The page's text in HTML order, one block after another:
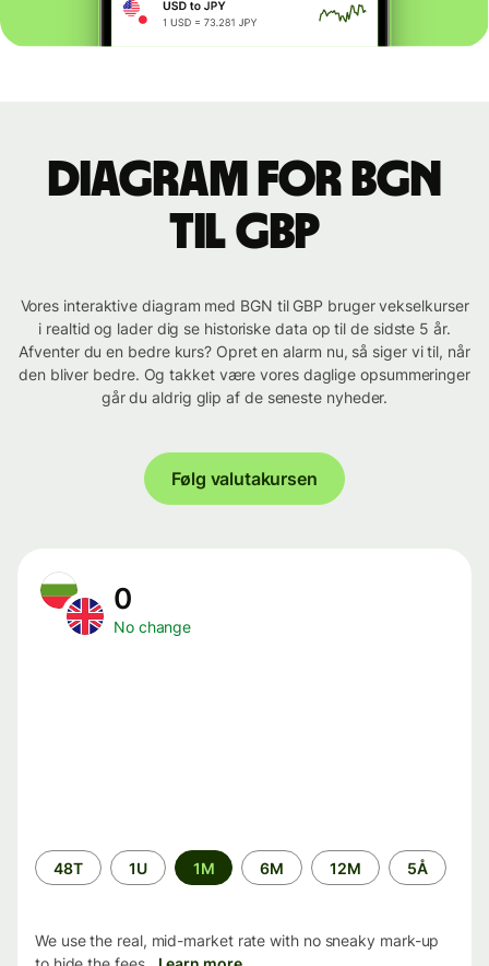
Diagram for BGN
til GBP
Vores interaktive diagram med BGN til GBP bruger vekselkurser
i realtid og lader dig se historiske data op til de sidste 5 år.
Afventer du en bedre kurs? Opret en alarm nu, så siger vi til, når
den bliver bedre. Og takket være vores daglige opsummeringer
går du aldrig glip af de seneste nyheder.
Følg valutakursen
0
No change
Time
period
48T 1U 1M 6M 12M 5Å
We use the real, mid-market rate with no sneaky mark-up